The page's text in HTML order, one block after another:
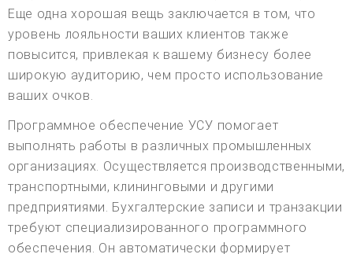
Еще одна хорошая вещь заключается в том, что
уровень лояльности ваших клиентов также
повысится, привлекая к вашему бизнесу более
широкую аудиторию, чем просто использование
ваших очков.
Программное обеспечение УСУ помогает
выполнять работы в различных промышленных
организациях. Осуществляется производственными,
транспортными, клининговыми и другими
предприятиями. Бухгалтерские записи и транзакции
требуют специализированного программного
обеспечения. Он автоматически формирует